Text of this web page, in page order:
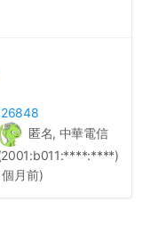
匿名, 中華電信
月前)